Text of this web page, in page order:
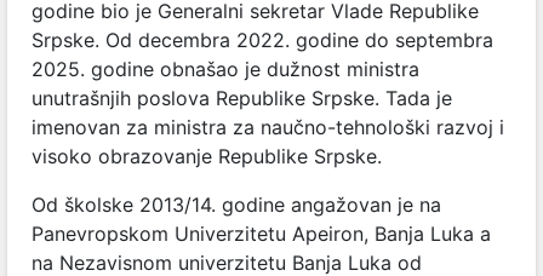
godine bio je Generalni sekretar Vlade Republike
Srpske. Od decembra 2022. godine do septembra
2025. godine obnašao je dužnost ministra
unutrašnjih poslova Republike Srpske. Tada je
imenovan za ministra za naučno-tehnološki razvoj i
visoko obrazovanje Republike Srpske.
Od školske 2013/14. godine angažovan je na
Panevropskom Univerzitetu Apeiron, Banja Luka a
na Nezavisnom univerzitetu Banja Luka od